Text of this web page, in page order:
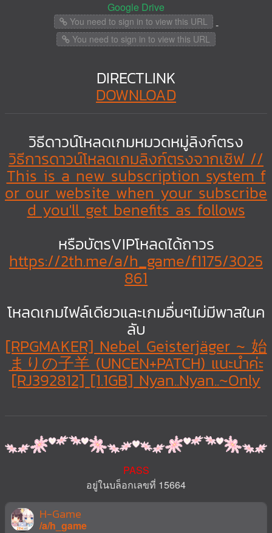
Google Drive
You need to sign in to view this URL -
You need to sign in to view this URL
DIRECTLINK
DOWNLOAD
วิธีดาวน์โหลดเกมหมวดหมู่ลิงก์ตรง
วิธีการดาวน์โหลดเกมลิงก์ตรงจากเซิฟ //
This is a new subscription system f
or our website when your subscribe
d you'll get benefits as follows
หรือบัตรVIPโหลดได้ถาวร
https://2th.me/a/h_game/f1175/3025
861
โหลดเกมไฟล์เดียวและเกมอื่นๆไม่มีพาสในค
ลับ
[RPGMAKER] Nebel Geisterjäger ~ 始
まりの子羊 (UNCEN+PATCH) แนะนำค่ะ
[RJ392812] [1.1GB] Nyan..Nyan..~Only
PASS
อยู่ในบล็อกเลขที่ 15664
H-Game
/a/h_game